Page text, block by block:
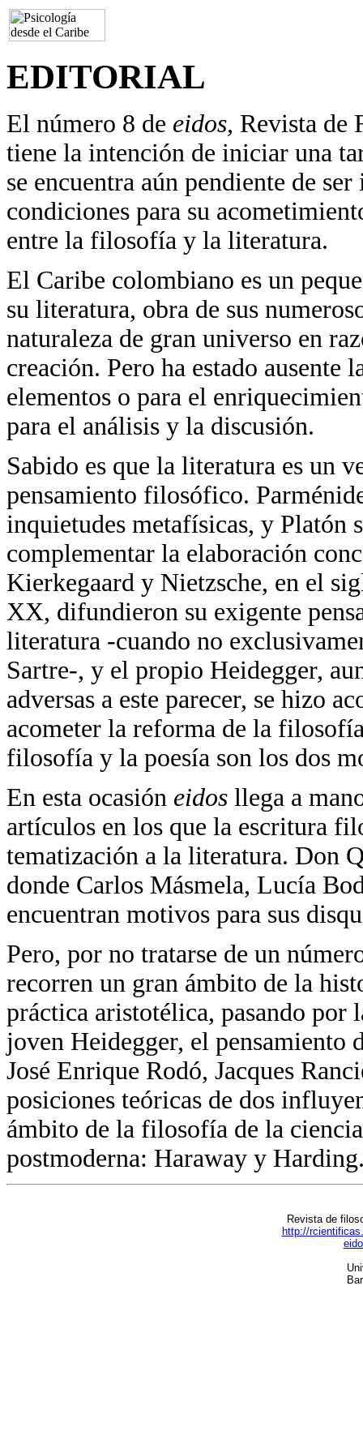
EDITORIAL
El número 8 de eidos, Revista de
tiene la intención de iniciar una
se encuentra aún pendiente de
condiciones para su
entre la filosofía y la literatura.
El Caribe colombiano es un
su literatura, obra de sus
naturaleza de gran universo en
creación. Pero ha estado
elementos o para el
para el análisis y la discusión.
Sabido es que la literatura es un
pensamiento filosófico.
inquietudes metafísicas, y Platón
complementar la elaboración
Kierkegaard y Nietzsche, en el
XX, difundieron su exigente
literatura -cuando no
Sartre-, y el propio Heidegger,
adversas a este parecer, se hizo
acometer la reforma de la
filosofía y la poesía son los dos
En esta ocasión eidos llega a
artículos en los que la escritura
tematización a la literatura. Don
donde Carlos Másmela, Lucía
encuentran motivos para sus
Pero, por no tratarse de un
recorren un gran ámbito de la
práctica aristotélica, pasando
joven Heidegger, el
José Enrique Rodó, Jacques
posiciones teóricas de dos
ámbito de la filosofía de la
postmoderna: Haraway y
Revista de
http://